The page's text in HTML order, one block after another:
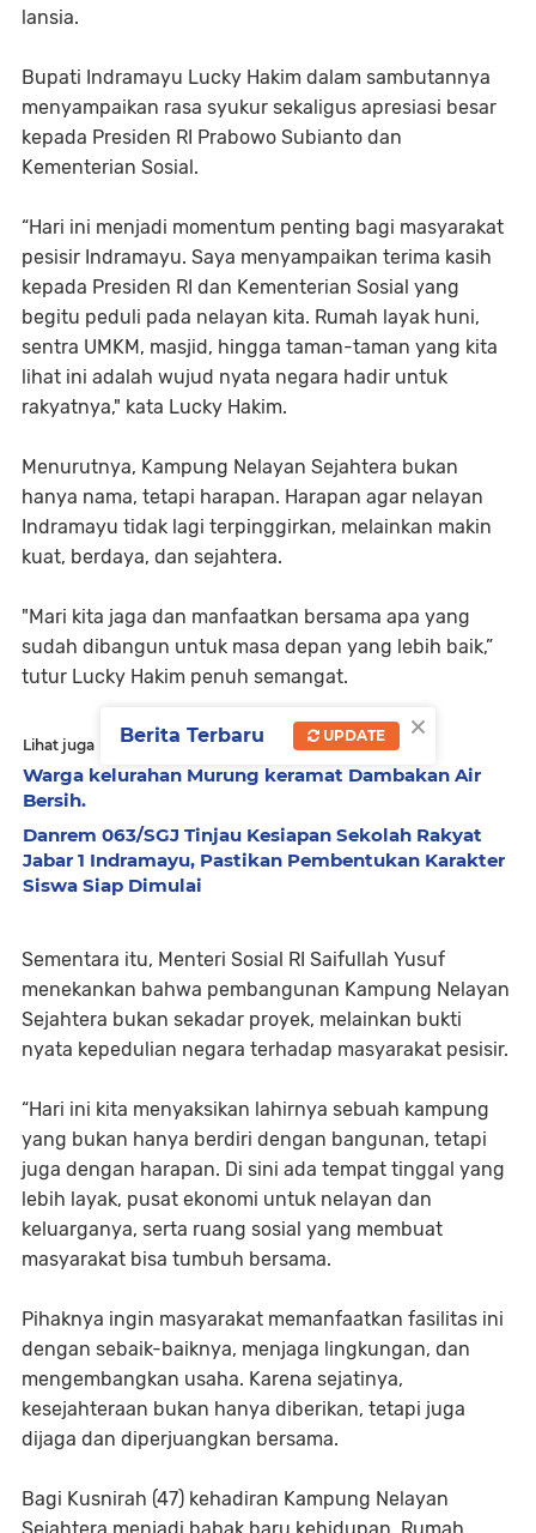
lansia.
Bupati Indramayu Lucky Hakim dalam sambutannya
menyampaikan rasa syukur sekaligus apresiasi besar
kepada Presiden RI Prabowo Subianto dan
Kementerian Sosial.
“Hari ini menjadi momentum penting bagi masyarakat
pesisir Indramayu. Saya menyampaikan terima kasih
kepada Presiden RI dan Kementerian Sosial yang
begitu peduli pada nelayan kita. Rumah layak huni,
sentra UMKM, masjid, hingga taman-taman yang kita
lihat ini adalah wujud nyata negara hadir untuk
rakyatnya," kata Lucky Hakim.
Menurutnya, Kampung Nelayan Sejahtera bukan
hanya nama, tetapi harapan. Harapan agar nelayan
Indramayu tidak lagi terpinggirkan, melainkan makin
kuat, berdaya, dan sejahtera.
"Mari kita jaga dan manfaatkan bersama apa yang
sudah dibangun untuk masa depan yang lebih baik,”
tutur Lucky Hakim penuh semangat.
Lihat juga
Warga kelurahan Murung keramat Dambakan Air
Bersih.
Danrem 063/SGJ Tinjau Kesiapan Sekolah Rakyat
Jabar 1 Indramayu, Pastikan Pembentukan Karakter
Siswa Siap Dimulai
Sementara itu, Menteri Sosial RI Saifullah Yusuf
menekankan bahwa pembangunan Kampung Nelayan
Sejahtera bukan sekadar proyek, melainkan bukti
nyata kepedulian negara terhadap masyarakat pesisir.
“Hari ini kita menyaksikan lahirnya sebuah kampung
yang bukan hanya berdiri dengan bangunan, tetapi
juga dengan harapan. Di sini ada tempat tinggal yang
lebih layak, pusat ekonomi untuk nelayan dan
keluarganya, serta ruang sosial yang membuat
masyarakat bisa tumbuh bersama.
Pihaknya ingin masyarakat memanfaatkan fasilitas ini
dengan sebaik-baiknya, menjaga lingkungan, dan
mengembangkan usaha. Karena sejatinya,
kesejahteraan bukan hanya diberikan, tetapi juga
dijaga dan diperjuangkan bersama.
Bagi Kusnirah (47) kehadiran Kampung Nelayan
Sejahtera menjadi babak baru kehidupan. Rumah
×
Berita Terbaru UPDATE